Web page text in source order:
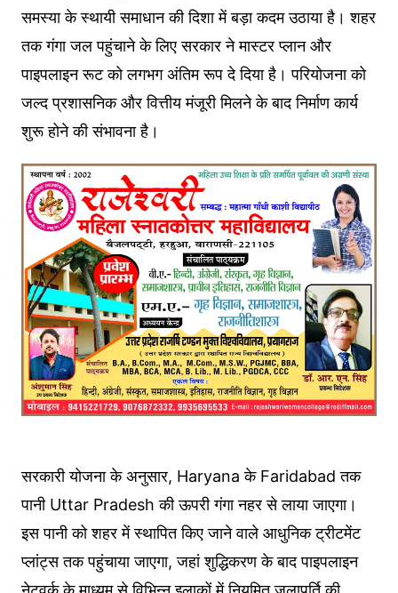
समस्या के स्थायी समाधान की दिशा में बड़ा कदम उठाया है। शहर
तक गंगा जल पहुंचाने के लिए सरकार ने मास्टर प्लान और
पाइपलाइन रूट को लगभग अंतिम रूप दे दिया है। परियोजना को
जल्द प्रशासनिक और वित्तीय मंजूरी मिलने के बाद निर्माण कार्य
शुरू होने की संभावना है।
सरकारी योजना के अनुसार, Haryana के Faridabad तक
पानी Uttar Pradesh की ऊपरी गंगा नहर से लाया जाएगा।
इस पानी को शहर में स्थापित किए जाने वाले आधुनिक ट्रीटमेंट
प्लांट्स तक पहुंचाया जाएगा, जहां शुद्धिकरण के बाद पाइपलाइन